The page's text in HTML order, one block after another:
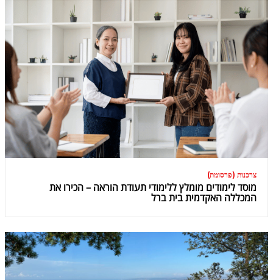
צרכנות (פרסומת)
מוסד לימודים מומלץ ללימודי תעודת הוראה – הכירו את
המכללה האקדמית בית ברל